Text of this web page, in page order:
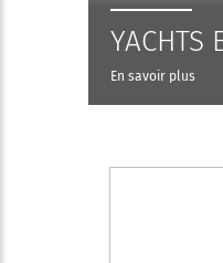
YACHTS
En savoir plus